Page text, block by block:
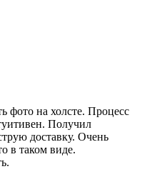
фото на холсте. Процесс
Получил
доставку. Очень
в таком виде.